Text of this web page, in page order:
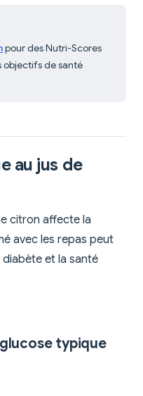
pour des Nutri-Scores
objectifs de santé
au jus de
citron affecte la
avec les repas peut
et la santé
typique